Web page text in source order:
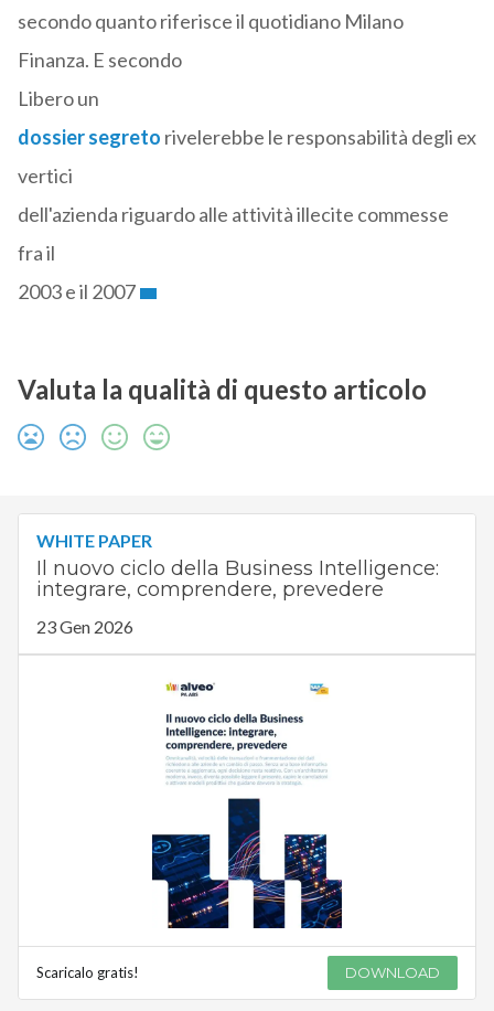
secondo quanto riferisce il quotidiano Milano
Finanza. E secondo
Libero un
dossier segreto rivelerebbe le responsabilità degli ex
vertici
dell'azienda riguardo alle attività illecite commesse
fra il
2003 e il 2007
Valuta la qualità di questo articolo
WHITE PAPER
Il nuovo ciclo della Business Intelligence:
integrare, comprendere, prevedere
23 Gen 2026
Scaricalo gratis! DOWNLOAD